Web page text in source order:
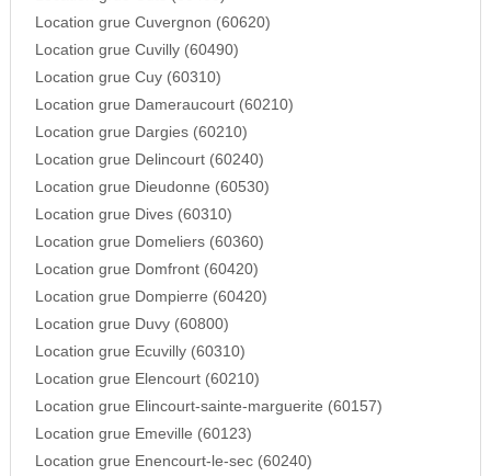
Location grue Cuvergnon (60620)
Location grue Cuvilly (60490)
Location grue Cuy (60310)
Location grue Dameraucourt (60210)
Location grue Dargies (60210)
Location grue Delincourt (60240)
Location grue Dieudonne (60530)
Location grue Dives (60310)
Location grue Domeliers (60360)
Location grue Domfront (60420)
Location grue Dompierre (60420)
Location grue Duvy (60800)
Location grue Ecuvilly (60310)
Location grue Elencourt (60210)
Location grue Elincourt-sainte-marguerite (60157)
Location grue Emeville (60123)
Location grue Enencourt-le-sec (60240)